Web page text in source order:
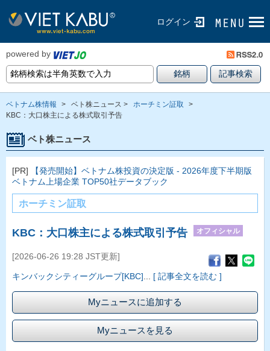
ログイン
powered by
ベトナム株情報 > ベト株ニュース > ホーチミン証取
>
KBC：大口株主による株式取引予告
ベト株ニュース
[PR]
【発売開始】ベトナム株投資の決定版 - 2026年度下半期版
ベトナム上場企業 TOP50社データブック
ホーチミン証取
KBC：大口株主による株式取引予告 オフィシャル
[2026-06-26 19:28 JST更新]
キンバックシティーグループ[KBC] [ 記事全文を読む ]
Myニュースに追加する
Myニュースを見る